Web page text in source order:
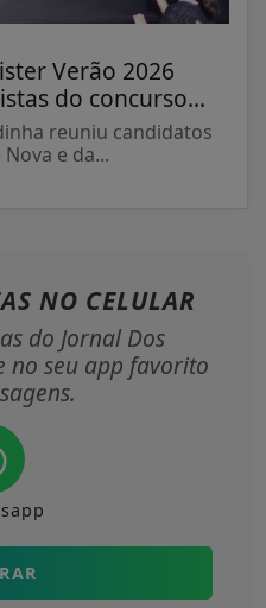
Verão 2026
do concurso...
reuniu candidatos
e da...
NO CELULAR
do Jornal Dos
no seu app favorito